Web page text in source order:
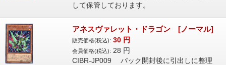
して保管しております。
アネスヴァレット・ドラゴン [ノーマル]
販売価格(税込): 30 円
会員価格(税込): 28 円
CIBR-JP009 パック開封後に引出しに整理